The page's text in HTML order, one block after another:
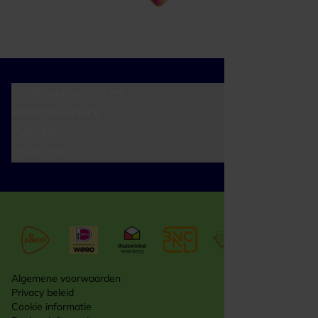
Algemene voorwaarden
Privacy beleid
Cookie informatie